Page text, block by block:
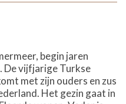
begin jaren
De vijfjarige Turkse
met zijn ouders en zus
Het gezin gaat in